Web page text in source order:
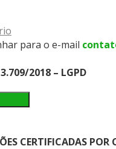
para o e-mail
2018 – LGPD
CERTIFICADAS POR